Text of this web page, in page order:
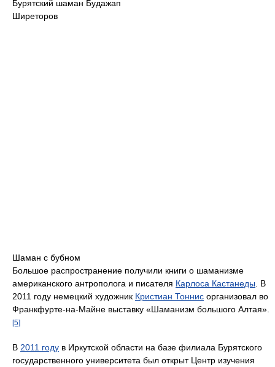
Бурятский шаман Будажап
Ширеторов
Шаман с бубном
Большое распространение получили книги о шаманизме
американского антрополога и писателя Карлоса Кастанеды . В
2011 году немецкий художник Кристиан Тоннис организовал во
Франкфурте-на-Майне выставку «Шаманизм большого Алтая».
[5]
В 2011 году в Иркутской области на базе филиала Бурятского
государственного университета был открыт Центр изучения